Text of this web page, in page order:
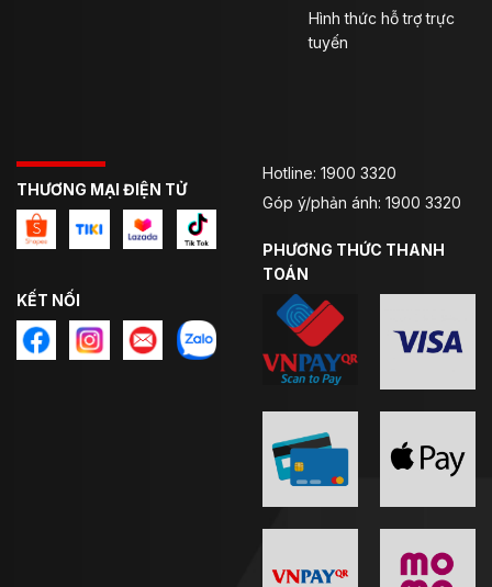
Hình thức hỗ trợ trực
tuyến
THƯƠNG MẠI ĐIỆN TỬ
KẾT NỐI
Hotline: 1900 3320
Góp ý/phản ánh: 1900 3320
PHƯƠNG THỨC THANH
TOÁN